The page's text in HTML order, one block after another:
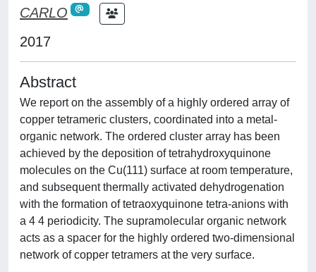
CARLO
2017
Abstract
We report on the assembly of a highly ordered array of
copper tetrameric clusters, coordinated into a metal-
organic network. The ordered cluster array has been
achieved by the deposition of tetrahydroxyquinone
molecules on the Cu(111) surface at room temperature,
and subsequent thermally activated dehydrogenation
with the formation of tetraoxyquinone tetra-anions with
a 4 4 periodicity. The supramolecular organic network
acts as a spacer for the highly ordered two-dimensional
network of copper tetramers at the very surface.